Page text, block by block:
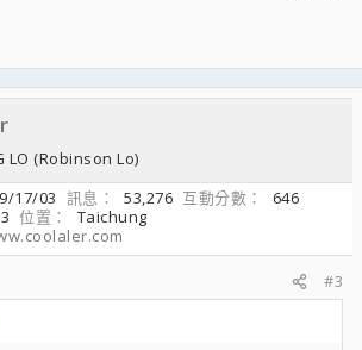
LO (Robinson Lo)
9/17/03 訊息 53,276 互動分數
646
位置
Taichung
#3